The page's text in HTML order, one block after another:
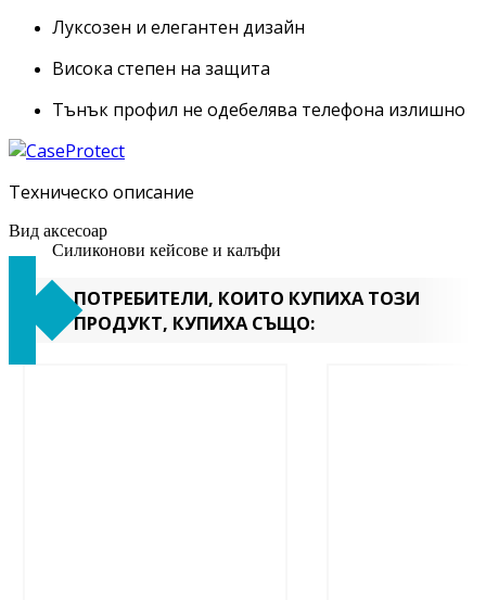
Луксозен и елегантен дизайн
Висока степен на защита
Тънък профил не одебелява телефона излишно
Техническо описание
Вид аксесоар
Силиконови кейсове и калъфи
ПОТРЕБИТЕЛИ, КОИТО КУПИХА ТОЗИ
ПРОДУКТ, КУПИХА СЪЩО: